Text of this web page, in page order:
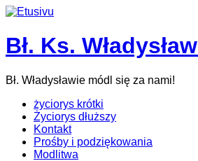
Bł. Ks.
Bł. Władysławie módl się za nami!
życiorys krótki
Życiorys dłuższy
Kontakt
Prośby i podziękowania
Modlitwa